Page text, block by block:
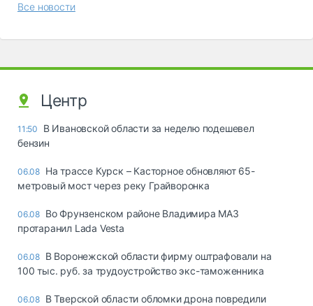
Все новости
Центр
11:50
В Ивановской области за неделю подешевел
бензин
06.08 На трассе Курск – Касторное обновляют 65-
метровый мост через реку Грайворонка
06.08 Во Фрунзенском районе Владимира МАЗ
протаранил Lada Vesta
06.08 В Воронежской области фирму оштрафовали на
100 тыс. руб. за трудоустройство экс-таможенника
06.08 В Тверской области обломки дрона повредили